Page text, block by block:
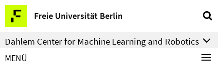
Springe
direkt
zu
Inhalt
Freie Universität Berlin
Service-
Navigation
Dahlem Center for Machine Learning and Robotics
MENÜ